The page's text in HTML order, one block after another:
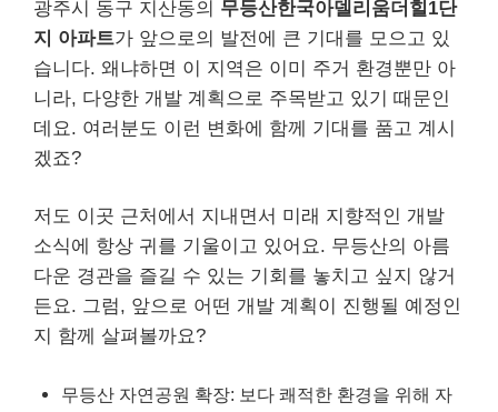
광주시 동구 지산동의 무등산한국아델리움더힐1단
지 아파트가 앞으로의 발전에 큰 기대를 모으고 있
습니다. 왜냐하면 이 지역은 이미 주거 환경뿐만 아
니라, 다양한 개발 계획으로 주목받고 있기 때문인
데요. 여러분도 이런 변화에 함께 기대를 품고 계시
겠죠?
저도 이곳 근처에서 지내면서 미래 지향적인 개발
소식에 항상 귀를 기울이고 있어요. 무등산의 아름
다운 경관을 즐길 수 있는 기회를 놓치고 싶지 않거
든요. 그럼, 앞으로 어떤 개발 계획이 진행될 예정인
지 함께 살펴볼까요?
무등산 자연공원 확장: 보다 쾌적한 환경을 위해 자